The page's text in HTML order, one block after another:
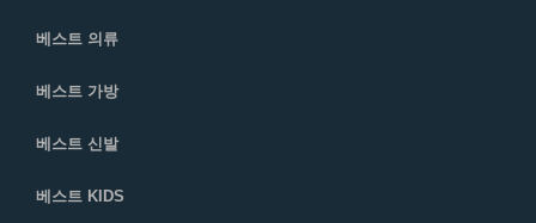
베스트 의류
베스트 가방
베스트 신발
베스트 KIDS